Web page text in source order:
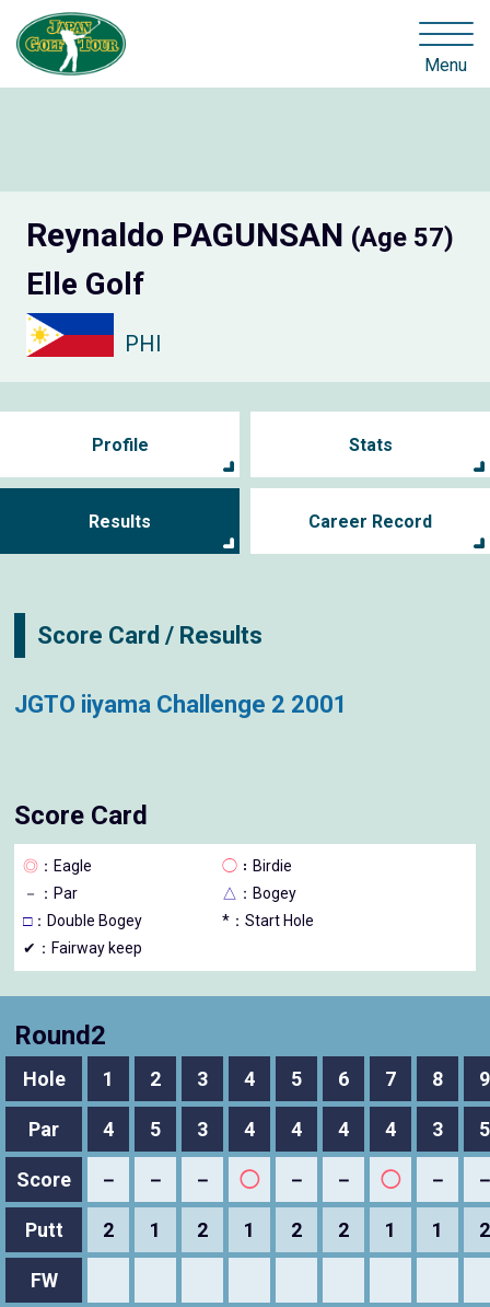
Menu
Reynaldo PAGUNSAN (Age 57)
Elle Golf
PHI
Profile Stats
Results Career Record
Score Card / Results
JGTO iiyama Challenge 2 2001
Score Card
◎ ：Eagle ◯ ：Birdie
－
：Par △ ：Bogey
□：Double Bogey
*：Start Hole
✔：Fairway keep
Round2
Hole 1 2 3 4 5 6 7 8 9
Par 4 5 3 4 4 4 4 3 5
Score － － － ◯ － － ◯ －
Putt 2 1 2 1 2 2 1 1 2
FW